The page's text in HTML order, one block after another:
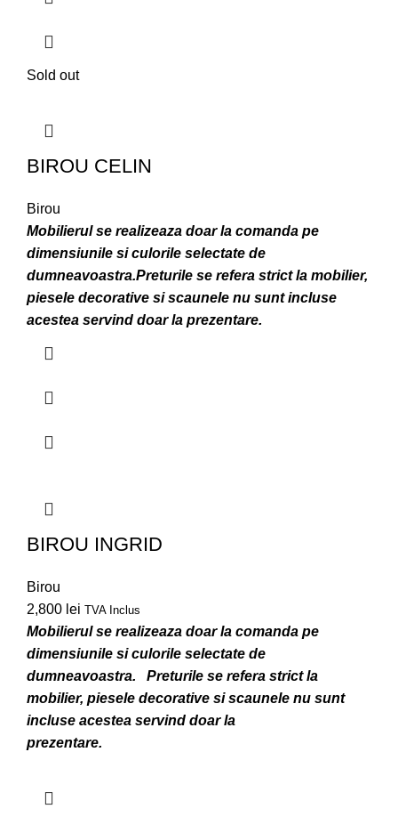
Sold out
BIROU CELIN
Birou
Mobilierul se realizeaza doar la comanda pe
dimensiunile si culorile selectate de
dumneavoastra.Preturile se refera strict la mobilier,
piesele decorative si scaunele nu sunt incluse
acestea servind doar la prezentare.
BIROU INGRID
Birou
2,800 lei TVA Inclus
Mobilierul se realizeaza doar la comanda pe
dimensiunile si culorile selectate de
dumneavoastra.
Preturile se refera strict la
mobilier, piesele decorative si scaunele nu sunt
incluse acestea servind doar la
prezentare.